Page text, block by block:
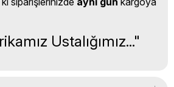
Ustalığımız..."